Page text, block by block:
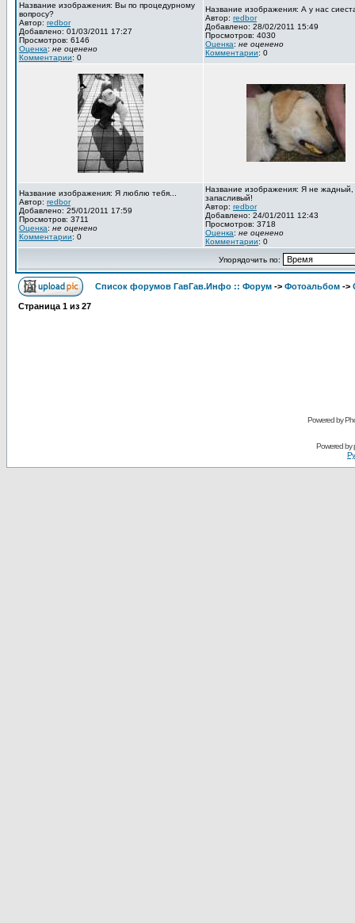
Название изображения: Вы по процедурному
вопросу?
Автор: redbor
Добавлено: 01/03/2011 17:27
Просмотров: 6146
Оценка: не оценено
Комментарии: 0
Название изображения: А у нас
Автор: redbor
Добавлено: 28/02/2011 15:49
Просмотров: 4030
Оценка: не оценено
Комментарии: 0
Название изображения: Я люблю тебя...
Автор: redbor
Добавлено: 25/01/2011 17:59
Просмотров: 3711
Оценка: не оценено
Комментарии: 0
Название изображения: Я не жадный,
запасливый!
Автор: redbor
Добавлено: 24/01/2011 12:43
Просмотров: 3718
Оценка: не оценено
Комментарии: 0
Упорядочить по:
Список форумов ГавГав.Инфо :: Форум -> Фотоальбом ->
Страница 1 из 27
Powered by
Powered by